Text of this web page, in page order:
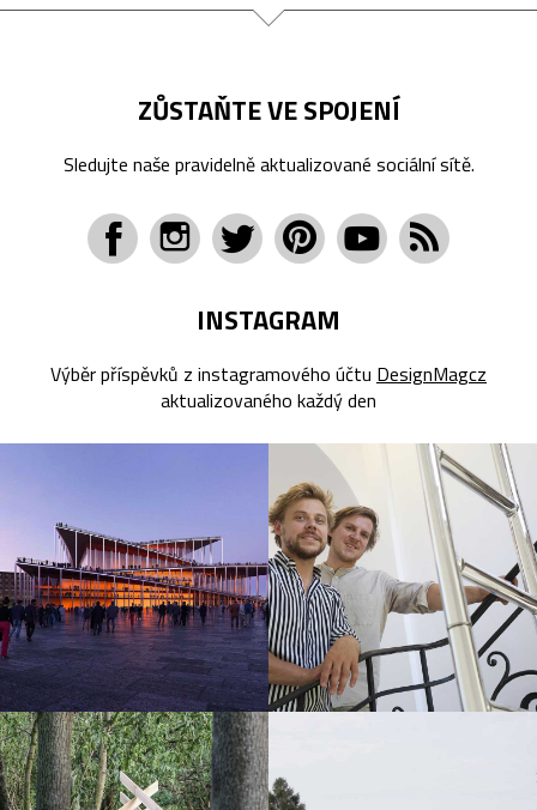
ZŮSTAŇTE VE SPOJENÍ
Sledujte naše pravidelně aktualizované sociální sítě.
INSTAGRAM
Výběr příspěvků z instagramového účtu DesignMagcz
aktualizovaného každý den